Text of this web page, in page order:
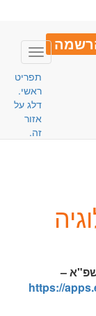
Toggle
תפריט
ראשי.
דלג על
אזור
זה.
–
https://